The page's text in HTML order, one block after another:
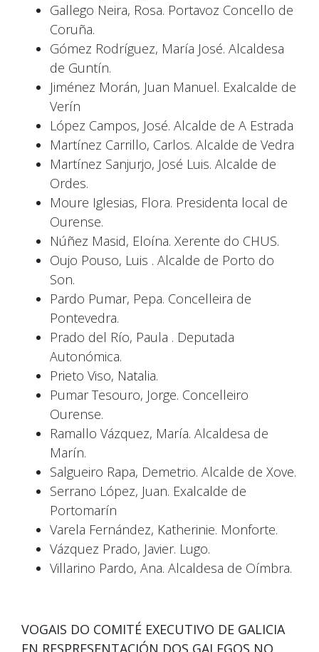
Gallego Neira, Rosa. Portavoz Concello de
Coruña.
Gómez Rodríguez, María José. Alcaldesa
de Guntín.
Jiménez Morán, Juan Manuel. Exalcalde de
Verín
López Campos, José. Alcalde de A Estrada
Martínez Carrillo, Carlos. Alcalde de Vedra
Martínez Sanjurjo, José Luis. Alcalde de
Ordes.
Moure Iglesias, Flora. Presidenta local de
Ourense.
Núñez Masid, Eloína. Xerente do CHUS.
Oujo Pouso, Luis . Alcalde de Porto do
Son.
Pardo Pumar, Pepa. Concelleira de
Pontevedra.
Prado del Río, Paula . Deputada
Autonómica.
Prieto Viso, Natalia.
Pumar Tesouro, Jorge. Concelleiro
Ourense.
Ramallo Vázquez, María. Alcaldesa de
Marín.
Salgueiro Rapa, Demetrio. Alcalde de Xove.
Serrano López, Juan. Exalcalde de
Portomarín
Varela Fernández, Katherinie. Monforte.
Vázquez Prado, Javier. Lugo.
Villarino Pardo, Ana. Alcaldesa de Oímbra.
VOGAIS DO COMITÉ EXECUTIVO DE GALICIA
EN RESPRESENTACIÓN DOS GALEGOS NO